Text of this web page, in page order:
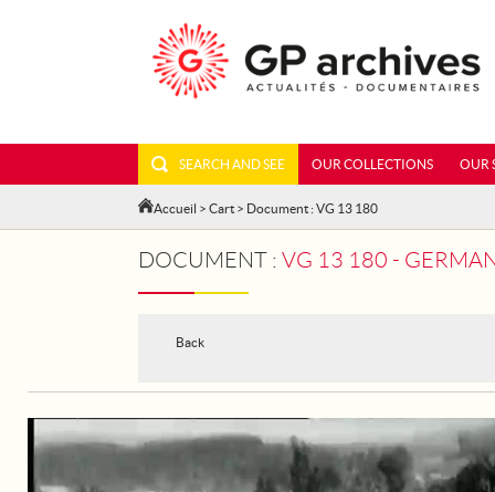
SEARCH AND SEE OUR COLLECTIONS OUR
Accueil > Cart > Document : VG 13 180
DOCUMENT : VG 13 180 -
Back